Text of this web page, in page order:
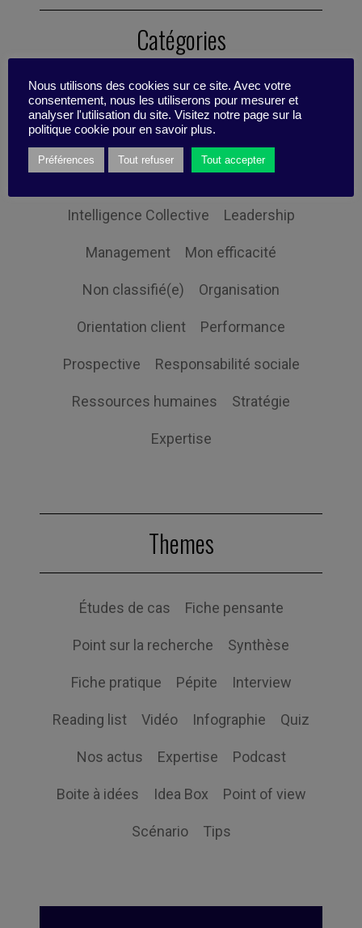
Catégories
Changement Digital
Economie et société
Gouvernance Innovation
Intelligence Collective Leadership
Management Mon efficacité
Non classifié(e) Organisation
Orientation client Performance
Prospective Responsabilité sociale
Ressources humaines Stratégie
Expertise
Themes
Études de cas Fiche pensante
Point sur la recherche Synthèse
Fiche pratique Pépite Interview
Reading list Vidéo Infographie Quiz
Nos actus Expertise Podcast
Boite à idées Idea Box Point of view
Scénario Tips
Nous utilisons des cookies sur ce site. Avec votre
consentement, nous les utiliserons pour mesurer et
analyser l'utilisation du site. Visitez notre page sur la
politique cookie pour en savoir plus.
Préférences Tout refuser Tout accepter